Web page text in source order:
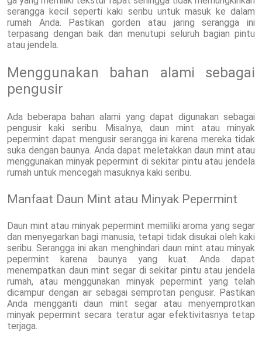
serangga kecil seperti kaki seribu untuk masuk ke dalam
rumah Anda. Pastikan gorden atau jaring serangga ini
terpasang dengan baik dan menutupi seluruh bagian pintu
atau jendela.
Menggunakan bahan alami sebagai
pengusir
Ada beberapa bahan alami yang dapat digunakan sebagai
pengusir kaki seribu. Misalnya, daun mint atau minyak
pepermint dapat mengusir serangga ini karena mereka tidak
suka dengan baunya. Anda dapat meletakkan daun mint atau
menggunakan minyak pepermint di sekitar pintu atau jendela
rumah untuk mencegah masuknya kaki seribu.
Manfaat Daun Mint atau Minyak Pepermint
Daun mint atau minyak pepermint memiliki aroma yang segar
dan menyegarkan bagi manusia, tetapi tidak disukai oleh kaki
seribu. Serangga ini akan menghindari daun mint atau minyak
pepermint karena baunya yang kuat. Anda dapat
menempatkan daun mint segar di sekitar pintu atau jendela
rumah, atau menggunakan minyak pepermint yang telah
dicampur dengan air sebagai semprotan pengusir. Pastikan
Anda mengganti daun mint segar atau menyemprotkan
minyak pepermint secara teratur agar efektivitasnya tetap
terjaga.